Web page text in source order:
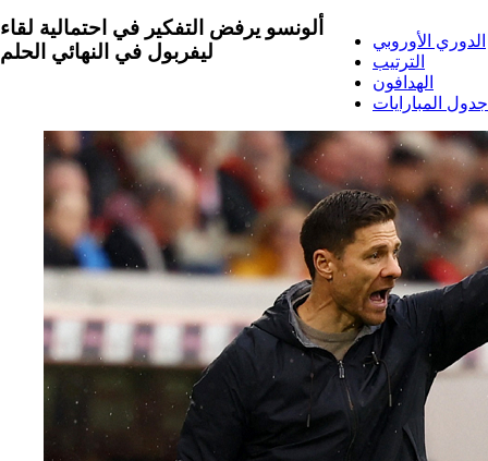
الدوري الأوروبي
الترتيب
الهدافون
جدول المبارايات
ألونسو يرفض التفكير في احتمالية لقاء
ليفربول في النهائي الحلم